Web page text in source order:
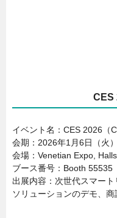
CES
イベント名：CES 2026（
会期：2026年1月6日（火
会場：Venetian Expo,
ブース番号：Booth 55535
出展内容：次世代スマー
ソリューションのデモ、商